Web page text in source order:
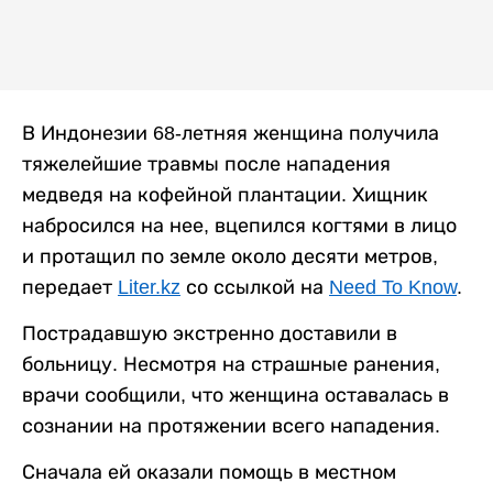
В Индонезии 68-летняя женщина получила
тяжелейшие травмы после нападения
медведя на кофейной плантации. Хищник
набросился на нее, вцепился когтями в лицо
и протащил по земле около десяти метров,
передает Liter.kz со ссылкой на Need To Know.
Пострадавшую экстренно доставили в
больницу. Несмотря на страшные ранения,
врачи сообщили, что женщина оставалась в
сознании на протяжении всего нападения.
Сначала ей оказали помощь в местном